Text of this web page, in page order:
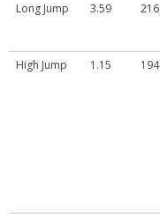
Long Jump
3.59 216
High Jump
1.15 194